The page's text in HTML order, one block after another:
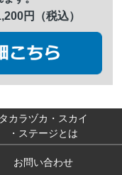
円（税込）
タカラヅカ・スカイ
・ステージとは
お問い合わせ